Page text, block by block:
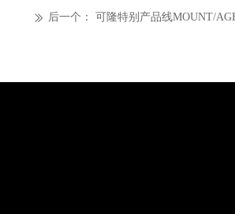
ꅀ 后一个： 可隆特别产品线MOUNT/